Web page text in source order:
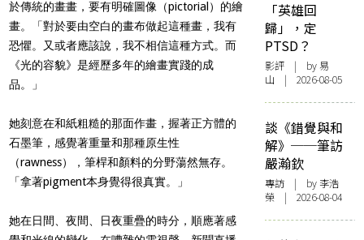
於傳統的畫畫，要有明確圖像（pictorial）的繪
畫。「對於要由空白的畫布做起這種畫，我有
恐懼。又或者應該說，我不相信這種方式。而
《光的容貌》是經歷多年的繪畫實踐的成
品。」
她刻意在和紙粗糙的那面作畫，握著正方體的
石墨筆，感覺著重量和那種原生性
（rawness），筆桿和顏料的分野蕩然無存。
「拿著pigment本身覺得很真實。」
她在日間、夜間、日夜重疊的時分，順應著感
「英雄回
歸」，定
PTSD？
影評 | by 易
山 | 2026-08-05
談《錯覺與和
解》──筆訪
嚴瀚欽
專訪 | by 李浩
榮 | 2026-08-04